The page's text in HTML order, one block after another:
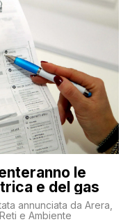
le
e del gas
annunciata da Arera,
e Ambiente